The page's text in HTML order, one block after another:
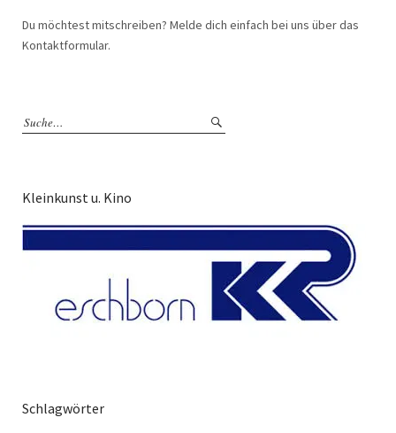
Du möchtest mitschreiben? Melde dich einfach bei uns über das
Kontaktformular.
Kleinkunst u. Kino
Schlagwörter